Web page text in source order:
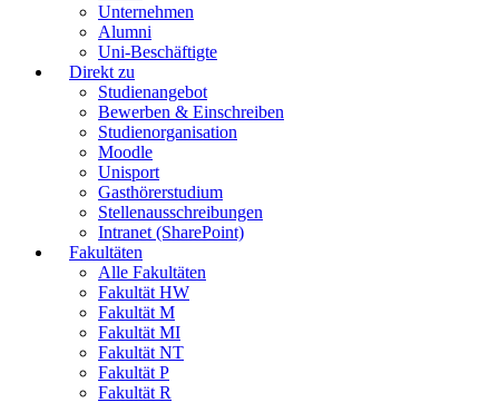
Unternehmen
Alumni
Uni-Beschäftigte
Direkt zu
Studienangebot
Bewerben & Einschreiben
Studienorganisation
Moodle
Unisport
Gasthörerstudium
Stellenausschreibungen
Intranet (SharePoint)
Fakultäten
Alle Fakultäten
Fakultät HW
Fakultät M
Fakultät MI
Fakultät NT
Fakultät P
Fakultät R